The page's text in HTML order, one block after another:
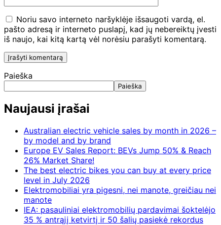
Noriu savo interneto naršyklėje išsaugoti vardą, el.
pašto adresą ir interneto puslapį, kad jų nebereiktų įvesti
iš naujo, kai kitą kartą vėl norėsiu parašyti komentarą.
Paieška
Paieška
Naujausi įrašai
Australian electric vehicle sales by month in 2026 –
by model and by brand
Europe EV Sales Report: BEVs Jump 50% & Reach
26% Market Share!
The best electric bikes you can buy at every price
level in July 2026
Elektromobiliai yra pigesni, nei manote, greičiau nei
manote
IEA: pasauliniai elektromobilių pardavimai šoktelėjo
35 % antrąjį ketvirtį ir 50 šalių pasiekė rekordus